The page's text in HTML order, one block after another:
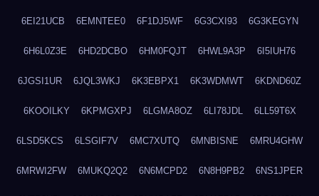
6EI21UCB 6EMNTEE0 6F1DJ5WF 6G3CXI93 6G3KEGYN
6H6L0Z3E 6HD2DCBO 6HM0FQJT 6HWL9A3P 6I5IUH76
6JGSI1UR 6JQL3WKJ 6K3EBPX1 6K3WDMWT 6KDND60Z
6KOOILKY 6KPMGXPJ 6LGMA8OZ 6LI78JDL 6LL59T6X
6LSD5KCS 6LSGIF7V 6MC7XUTQ 6MNBISNE 6MRU4GHW
6MRWI2FW 6MUKQ2Q2 6N6MCPD2 6N8H9PB2 6NS1JPER